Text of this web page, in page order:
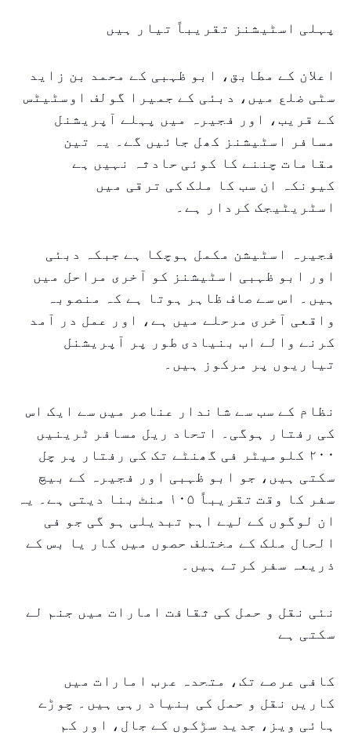
پہلی اسٹیشنز تقریباً تیار ہیں
اعلان کے مطابق، ابو ظہبی کے محمد بن زاید
سٹی ضلع میں، دبئی کے جمیرا گولف اوسٹیٹس
کے قریب، اور فجیرہ میں پہلے آپریشنل
مسافر اسٹیشنز کھل جائیں گے۔ یہ تین
مقامات چننے کا کوئی حادثہ نہیں ہے
کیونکہ ان سب کا ملک کی ترقی میں
اسٹریٹیجک کردار ہے۔
فجیرہ اسٹیشن مکمل ہوچکا ہے جبکہ دبئی
اور ابو ظہبی اسٹیشنز کو آخری مراحل میں
ہیں۔ اس سے صاف ظاہر ہوتا ہے کہ منصوبہ
واقعی آخری مرحلے میں ہے، اور عمل در آمد
کرنے والے اب بنیادی طور پر آپریشنل
تیاریوں پر مرکوز ہیں۔
نظام کے سب سے شاندار عناصر میں سے ایک اس
کی رفتار ہوگی۔ اتحاد ریل مسافر ٹرینیں
۲۰۰ کلومیٹر فی گھنٹے تک کی رفتار پر چل
سکتی ہیں، جو ابو ظہبی اور فجیرہ کے بیچ
سفر کا وقت تقریباً ۱۰۵ منٹ بنا دیتی ہے۔ یہ
ان لوگوں کے لیے اہم تبدیلی ہو گی جو فی
الحال ملک کے مختلف حصوں میں کار یا بس کے
ذریعہ سفر کرتے ہیں۔
نئی نقل و حمل کی ثقافت امارات میں جنم لے
سکتی ہے
کافی عرصے تک، متحدہ عرب امارات میں
کاریں نقل و حمل کی بنیاد رہی ہیں۔ چوڑے
ہائی ویز، جدید سڑکوں کے جال، اور کم